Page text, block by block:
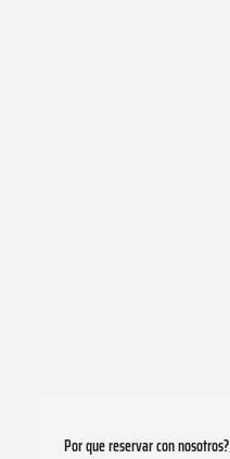
Por que reservar con nosotros?